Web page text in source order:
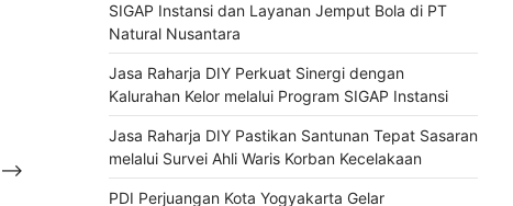
⟶
SIGAP Instansi dan Layanan Jemput Bola di PT
Natural Nusantara
Jasa Raharja DIY Perkuat Sinergi dengan
Kalurahan Kelor melalui Program SIGAP Instansi
Jasa Raharja DIY Pastikan Santunan Tepat Sasaran
melalui Survei Ahli Waris Korban Kecelakaan
PDI Perjuangan Kota Yogyakarta Gelar